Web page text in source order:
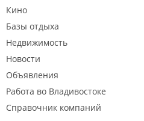
Кино
Базы отдыха
Недвижимость
Новости
Объявления
Работа во Владивостоке
Справочник компаний